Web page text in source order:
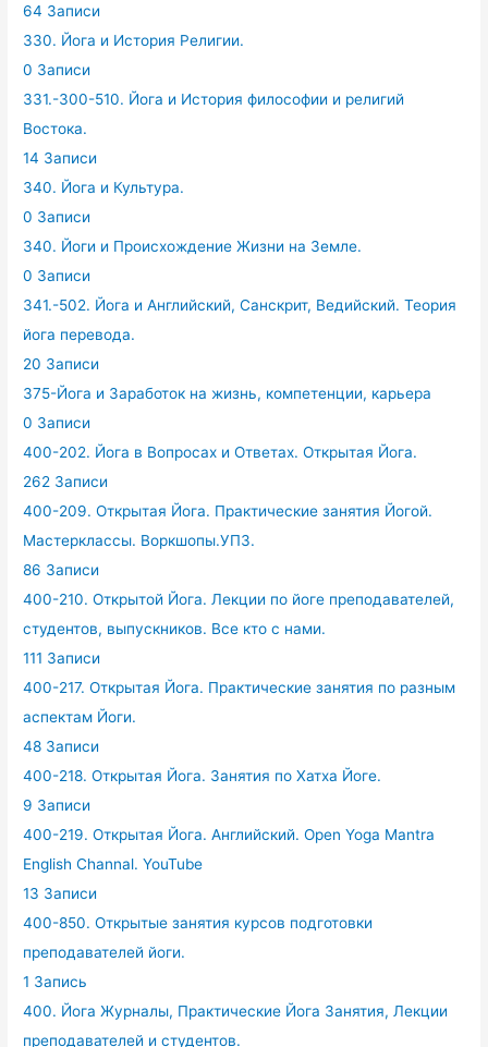
64 Записи
330. Йога и История Религии.
0 Записи
331.-300-510. Йога и История философии и религий
Востока.
14 Записи
340. Йога и Культура.
0 Записи
340. Йоги и Происхождение Жизни на Земле.
0 Записи
341.-502. Йога и Английский, Санскрит, Ведийский. Теория
йога перевода.
20 Записи
375-Йога и Заработок на жизнь, компетенции, карьера
0 Записи
400-202. Йога в Вопросах и Ответах. Открытая Йога.
262 Записи
400-209. Открытая Йога. Практические занятия Йогой.
Мастерклассы. Воркшопы.УПЗ.
86 Записи
400-210. Открытой Йога. Лекции по йоге преподавателей,
студентов, выпускников. Все кто с нами.
111 Записи
400-217. Открытая Йога. Практические занятия по разным
аспектам Йоги.
48 Записи
400-218. Открытая Йога. Занятия по Хатха Йоге.
9 Записи
400-219. Открытая Йога. Английский. Open Yoga Mantra
English Channal. YouTube
13 Записи
400-850. Открытые занятия курсов подготовки
преподавателей йоги.
1 Запись
400. Йога Журналы, Практические Йога Занятия, Лекции
преподавателей и студентов.